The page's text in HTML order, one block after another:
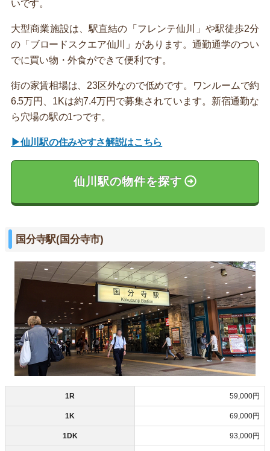
いです。
大型商業施設は、駅直結の「フレンテ仙川」や駅徒歩2分
の「ブロードスクエア仙川」があります。通勤通学のつい
でに買い物・外食ができて便利です。
街の家賃相場は、23区外なので低めです。ワンルームで約
6.5万円、1Kは約7.4万円で募集されています。新宿通勤な
ら穴場の駅の1つです。
▶仙川駅の住みやすさ解説はこちら
仙川駅の物件を探す
国分寺駅(国分寺市)
1R 59,000円
1K 69,000円
1DK 93,000円